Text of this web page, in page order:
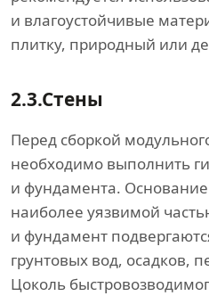
и влагоустойчивые
плитку, природный или
2.3.Стены
Перед сборкой
необходимо выполнить
и фундамента.
наиболее уязвимой
и фундамент
грунтовых вод, осадков,
Цоколь